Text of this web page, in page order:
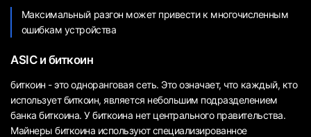
Максимальный разгон может привести к многочисленным
ошибкам устройства
ASIC и биткоин
биткоин - это одноранговая сеть. Это означает, что каждый, кто
использует биткоин, является небольшим подразделением
банка биткоина. У биткоина нет центрального правительства.
Майнеры биткоина используют специализированное